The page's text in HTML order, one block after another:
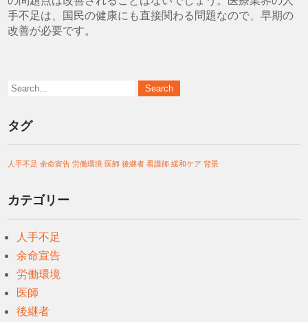
手不足は、国民の健康にも直接関わる問題なので、早期の
改善が必要です。
タグ
人手不足 余命宣告 労働環境 医師 後継者 看護師 緩和ケア 背景
カテゴリー
人手不足
余命宣告
労働環境
医師
後継者